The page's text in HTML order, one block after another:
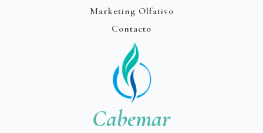
Marketing Olfativo
Contacto
Cabemar